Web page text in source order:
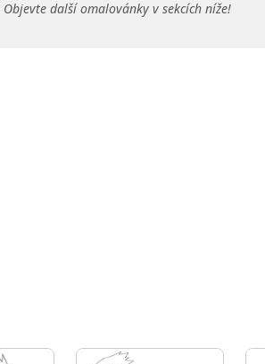
další omalovánky v sekcích níže!